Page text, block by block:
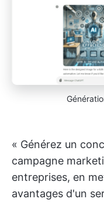
« Générez un
campagne
entreprises, en
avantages d'un